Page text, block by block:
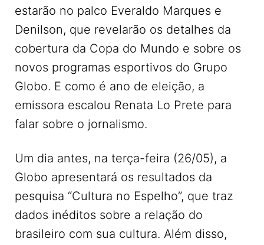
estarão no palco Everaldo Marques e
Denilson, que revelarão os detalhes da
cobertura da Copa do Mundo e sobre os
novos programas esportivos do Grupo
Globo. E como é ano de eleição, a
emissora escalou Renata Lo Prete para
falar sobre o jornalismo.
Um dia antes, na terça-feira (26/05), a
Globo apresentará os resultados da
pesquisa “Cultura no Espelho”, que traz
dados inéditos sobre a relação do
brasileiro com sua cultura. Além disso,